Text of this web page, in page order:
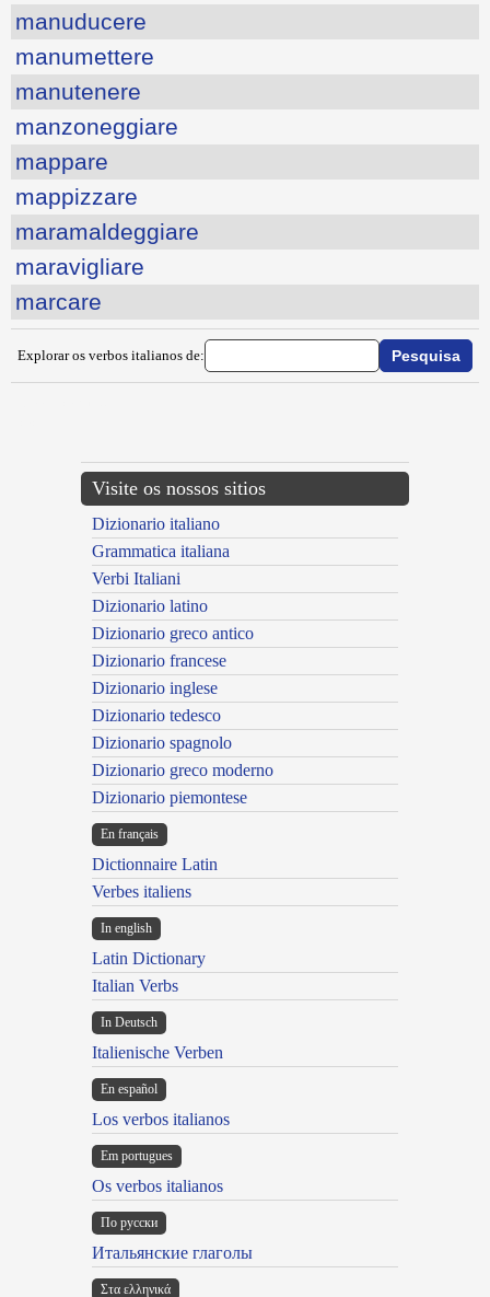
manuducere
manumettere
manutenere
manzoneggiare
mappare
mappizzare
maramaldeggiare
maravigliare
marcare
Explorar os verbos italianos de:
Visite os nossos sitios
Dizionario italiano
Grammatica italiana
Verbi Italiani
Dizionario latino
Dizionario greco antico
Dizionario francese
Dizionario inglese
Dizionario tedesco
Dizionario spagnolo
Dizionario greco moderno
Dizionario piemontese
En français
Dictionnaire Latin
Verbes italiens
In english
Latin Dictionary
Italian Verbs
In Deutsch
Italienische Verben
En español
Los verbos italianos
Em portugues
Os verbos italianos
По русски
Итальянские глаголы
Στα ελληνικά